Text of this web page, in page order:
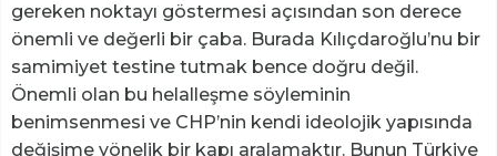
gereken noktayı göstermesi açısından son derece
önemli ve değerli bir çaba. Burada Kılıçdaroğlu’nu bir
samimiyet testine tutmak bence doğru değil.
Önemli olan bu helalleşme söyleminin
benimsenmesi ve CHP’nin kendi ideolojik yapısında
değişime yönelik bir kapı aralamaktır. Bunun Türkiye